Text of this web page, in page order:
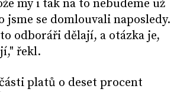
my i tak na to nebudeme už
jsme se domlouvali naposledy.
odboráři dělají, a otázka je,
řekl.
platů o deset procent